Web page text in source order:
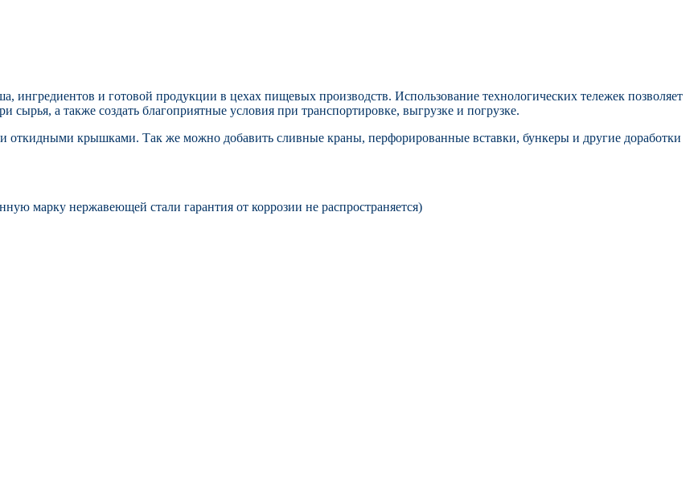
ингредиентов и готовой продукции в цехах пищевых производств. Использование технологических тележек позволяет
сырья, а также создать благоприятные условия при транспортировке, выгрузке и погрузке.
откидными крышками. Так же можно добавить сливные краны, перфорированные вставки, бункеры и другие доработки
марку нержавеющей стали гарантия от коррозии не распространяется)